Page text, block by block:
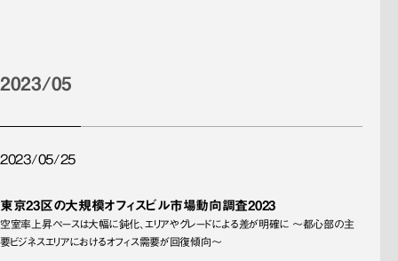
2023/05
2023/05/25
東京23区の大規模オフィスビル市場動向調査2023
空室率上昇ペースは大幅に鈍化、エリアやグレードによる差が明確に ～都心部の主
要ビジネスエリアにおけるオフィス需要が回復傾向～